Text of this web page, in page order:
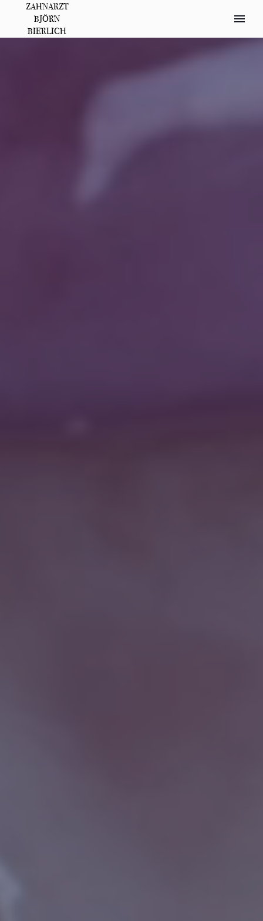
ZAHNARZT
BJÖRN
BIERLICH